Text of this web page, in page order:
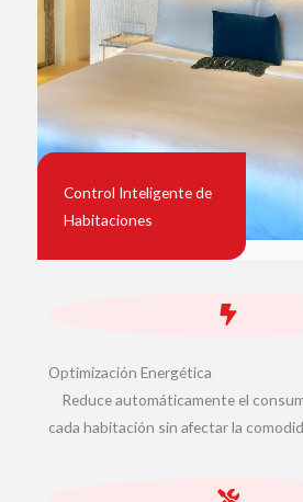
Control Inteligente de
Habitaciones
Optimización Energética
Reduce automáticamente el
cada habitación sin afectar la